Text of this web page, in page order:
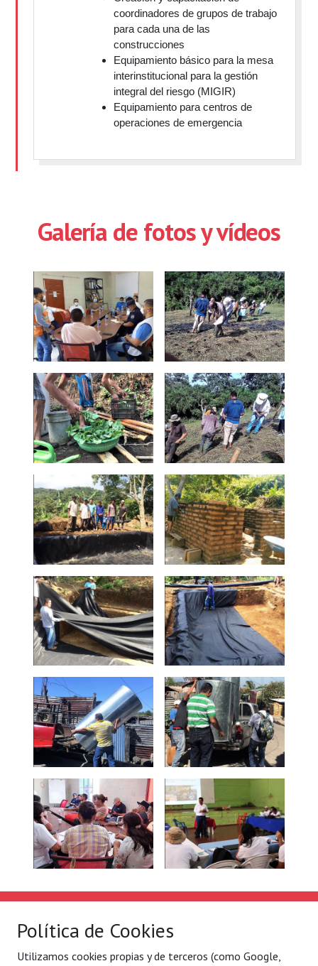
coordinadores de grupos de trabajo
para cada una de las
construcciones
Equipamiento básico para la mesa
interinstitucional para la gestión
integral del riesgo (MIGIR)
Equipamiento para centros de
operaciones de emergencia
Galería de fotos y vídeos
Quiénes somos
Con quién
Por ejes de acción
Blog
Política de Cookies
Utilizamos cookies propias y de terceros (como Google,